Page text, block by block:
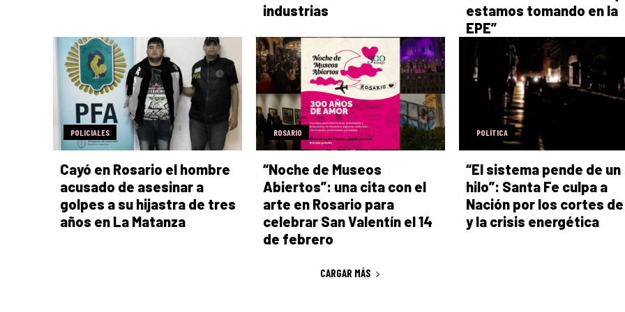
industrias
estamos tomando en la
EPE”
POLICIALES
Cayó en Rosario el hombre
acusado de asesinar a
golpes a su hijastra de tres
años en La Matanza
ROSARIO
“Noche de Museos
Abiertos”: una cita con el
arte en Rosario para
celebrar San Valentín el 14
de febrero
POLÍTICA
“El sistema pende de un
hilo”: Santa Fe culpa a
Nación por los cortes
y la crisis energética
CARGAR MÁS